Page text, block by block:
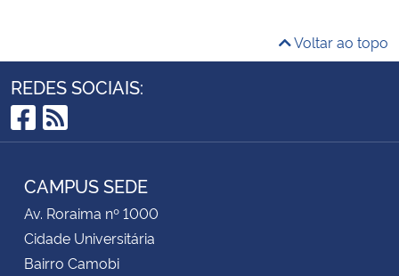
Voltar ao topo
REDES SOCIAIS:
Facebook
RSS
CAMPUS SEDE
Av. Roraima nº 1000
Cidade Universitária
Bairro Camobi